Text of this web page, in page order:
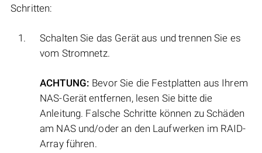
Schritten:
Schalten Sie das Gerät aus und trennen Sie es
vom Stromnetz.
ACHTUNG: Bevor Sie die Festplatten aus Ihrem
NAS-Gerät entfernen, lesen Sie bitte die
Anleitung. Falsche Schritte können zu Schäden
am NAS und/oder an den Laufwerken im RAID-
Array führen.